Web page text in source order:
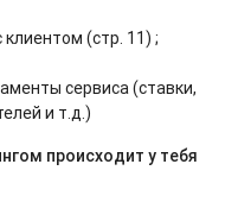
(стр. 11) ;
сервиса (ставки,
и т.д.)
происходит у тебя